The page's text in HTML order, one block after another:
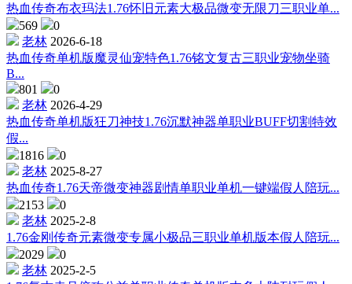
热血传奇布衣玛法1.76怀旧元素大极品微变无限刀三职业单...
569
0
老林 2026-6-18
热血传奇单机版魔灵仙宠特色1.76铭文复古三职业宠物坐骑
B...
801
0
老林 2026-4-29
热血传奇单机版狂刀神技1.76沉默神器单职业BUFF切割特效
假...
1816
0
老林 2025-8-27
热血传奇1.76天帝微变神器剧情单职业单机一键端假人陪玩...
2153
0
老林 2025-2-8
1.76金刚传奇元素微变专属小极品三职业单机版本假人陪玩...
2029
0
老林 2025-2-5